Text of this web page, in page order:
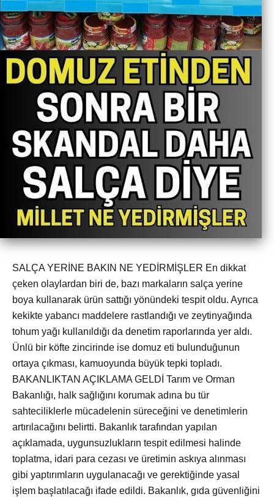
SALÇA YERİNE BAKIN NE YEDİRMİŞLER En dikkat
çeken olaylardan biri de, bazı markaların salça yerine
boya kullanarak ürün sattığı yönündeki tespit oldu. Ayrıca
kekikte yabancı maddelere rastlandığı ve zeytinyağında
tohum yağı kullanıldığı da denetim raporlarında yer aldı.
Ünlü bir köfte zincirinde ise domuz eti bulunduğunun
ortaya çıkması, kamuoyunda büyük tepki topladı.
BAKANLIKTAN AÇIKLAMA GELDİ Tarım ve Orman
Bakanlığı, halk sağlığını korumak adına bu tür
sahteciliklerle mücadelenin süreceğini ve denetimlerin
artırılacağını belirtti. Bakanlık tarafından yapılan
açıklamada, uygunsuzlukların tespit edilmesi halinde
toplatma, idari para cezası ve üretimin askıya alınması
gibi yaptırımların uygulanacağı ve gerektiğinde yasal
işlem başlatılacağı ifade edildi. Bakanlık, gıda güvenliğini